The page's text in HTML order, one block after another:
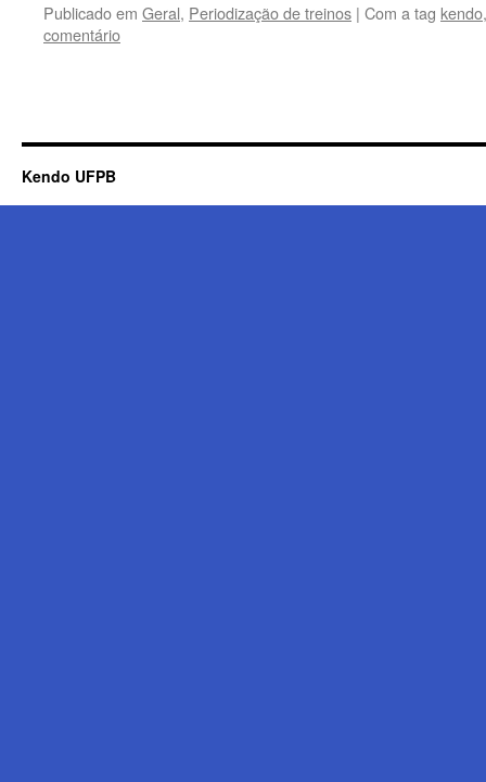
Publicado em Geral, Periodização de treinos | Com a tag kendo
comentário
Kendo UFPB